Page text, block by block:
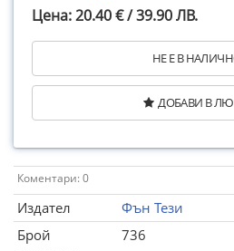
Цена: 20.40 € / 39.90 ЛВ.
НЕ Е В
ДОБАВИ В
Коментари: 0
Издател
Фън Тези
Брой
736